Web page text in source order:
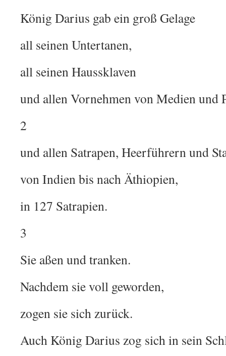
König Darius gab ein groß Gelage
all seinen Untertanen,
all seinen Haussklaven
und allen Vornehmen von Medien und
2
und allen Satrapen, Heerführern und
von Indien bis nach Äthiopien,
in 127 Satrapien.
3
Sie aßen und tranken.
Nachdem sie voll geworden,
zogen sie sich zurück.
Auch König Darius zog sich in sein